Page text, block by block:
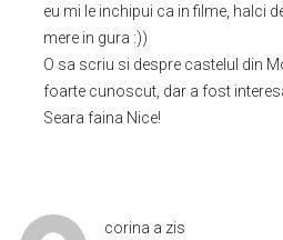
eu mi le inchipui ca in filme, halci
mere in gura :))
O sa scriu si despre castelul din
foarte cunoscut, dar a fost
Seara faina Nice!
corina a zis